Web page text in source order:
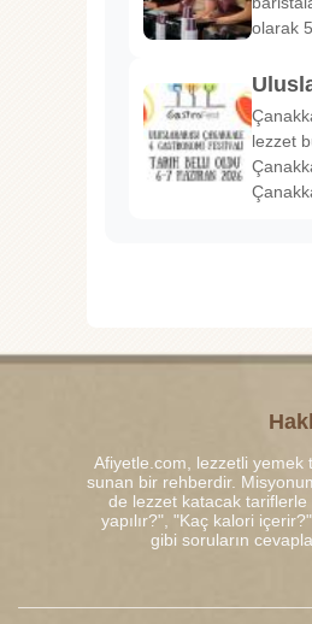
olarak
lezzet
Afiyetle.com, lezzetli yemek
sunan bir rehberdir.
de lezzet katacak tariflerle
yapılır?", "Kaç kalori
gibi soruların